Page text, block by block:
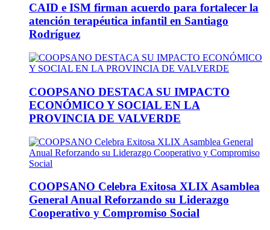
CAID e ISM firman acuerdo para fortalecer la
atención terapéutica infantil en Santiago
Rodríguez
COOPSANO DESTACA SU IMPACTO
ECONÓMICO Y SOCIAL EN LA
PROVINCIA DE VALVERDE
COOPSANO Celebra Exitosa XLIX Asamblea
General Anual Reforzando su Liderazgo
Cooperativo y Compromiso Social